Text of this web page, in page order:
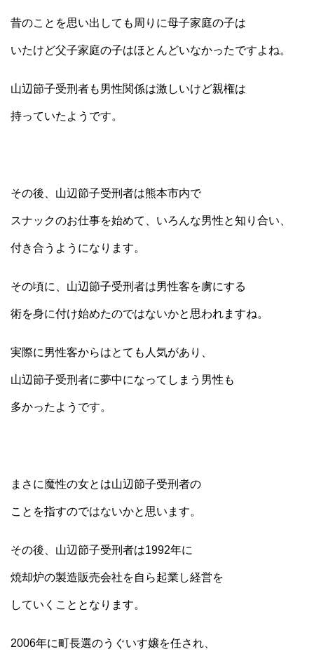
昔のことを思い出しても周りに母子家庭の子は
いたけど父子家庭の子はほとんどいなかったですよね。
山辺節子受刑者も男性関係は激しいけど親権は
持っていたようです。
その後、山辺節子受刑者は熊本市内で
スナックのお仕事を始めて、いろんな男性と知り合い、
付き合うようになります。
その頃に、山辺節子受刑者は男性客を虜にする
術を身に付け始めたのではないかと思われますね。
実際に男性客からはとても人気があり、
山辺節子受刑者に夢中になってしまう男性も
多かったようです。
まさに魔性の女とは山辺節子受刑者の
ことを指すのではないかと思います。
その後、山辺節子受刑者は1992年に
焼却炉の製造販売会社を自ら起業し経営を
していくこととなります。
2006年に町長選のうぐいす嬢を任され、